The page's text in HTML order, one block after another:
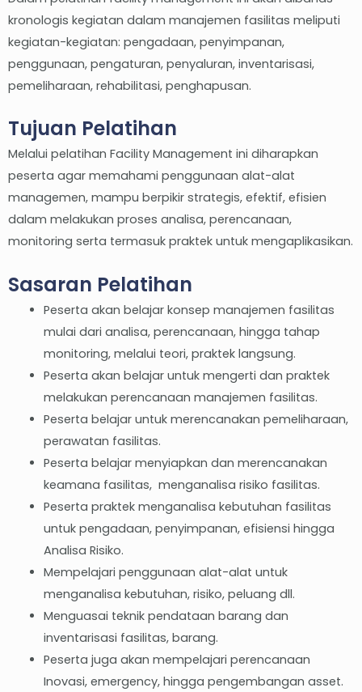
kronologis kegiatan dalam manajemen fasilitas meliputi
kegiatan-kegiatan: pengadaan, penyimpanan,
penggunaan, pengaturan, penyaluran, inventarisasi,
pemeliharaan, rehabilitasi, penghapusan.
Tujuan Pelatihan
Melalui pelatihan Facility Management ini diharapkan
peserta agar memahami penggunaan alat-alat
managemen, mampu berpikir strategis, efektif, efisien
dalam melakukan proses analisa, perencanaan,
monitoring serta termasuk praktek untuk mengaplikasikan.
Sasaran Pelatihan
Peserta akan belajar konsep manajemen fasilitas
mulai dari analisa, perencanaan, hingga tahap
monitoring, melalui teori, praktek langsung.
Peserta akan belajar untuk mengerti dan praktek
melakukan perencanaan manajemen fasilitas.
Peserta belajar untuk merencanakan pemeliharaan,
perawatan fasilitas.
Peserta belajar menyiapkan dan merencanakan
keamana fasilitas, menganalisa risiko fasilitas.
Peserta praktek menganalisa kebutuhan fasilitas
untuk pengadaan, penyimpanan, efisiensi hingga
Analisa Risiko.
Mempelajari penggunaan alat-alat untuk
menganalisa kebutuhan, risiko, peluang dll.
Menguasai teknik pendataan barang dan
inventarisasi fasilitas, barang.
Peserta juga akan mempelajari perencanaan
Inovasi, emergency, hingga pengembangan asset.